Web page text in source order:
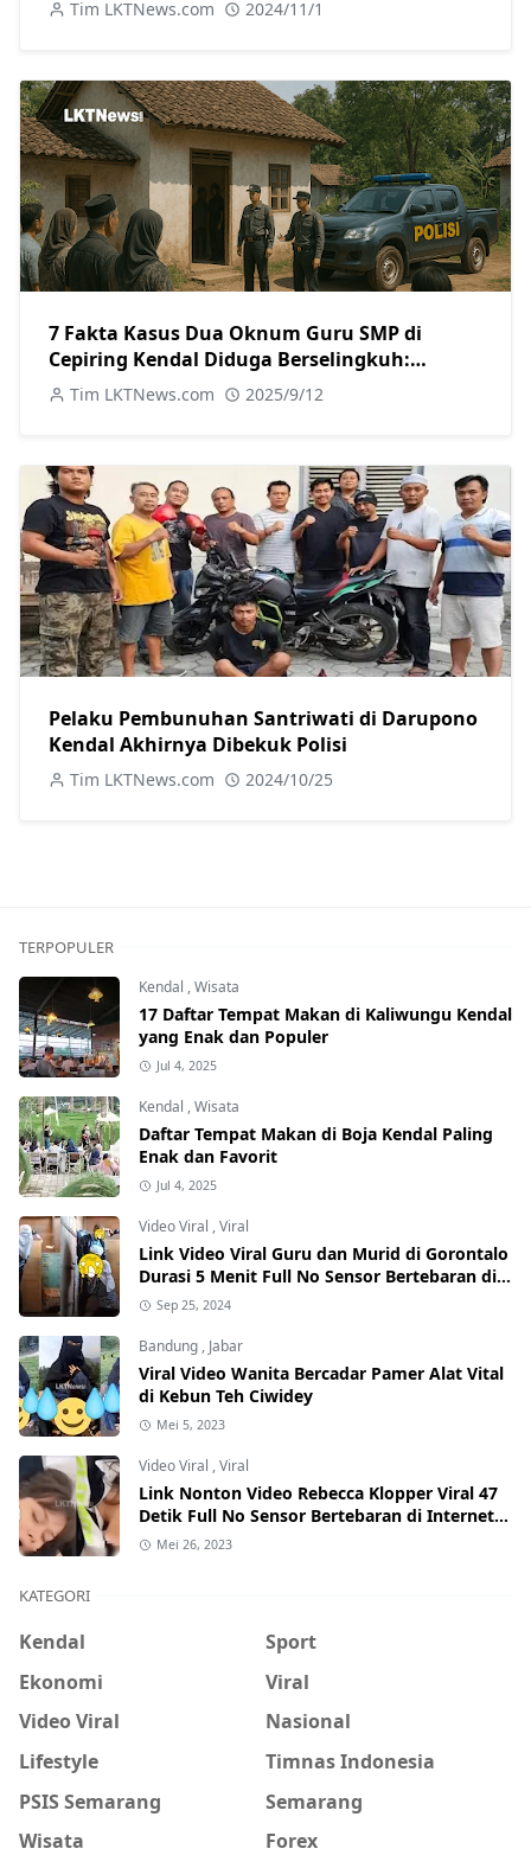
Tim LKTNews.com 2024/11/1
7 Fakta Kasus Dua Oknum Guru SMP di
Cepiring Kendal Diduga Berselingkuh:
Kronologi, Pengakuan, hingga Sanksi
Tim LKTNews.com 2025/9/12
Pelaku Pembunuhan Santriwati di Darupono
Kendal Akhirnya Dibekuk Polisi
Tim LKTNews.com 2024/10/25
TERPOPULER
Kendal ,Wisata
17 Daftar Tempat Makan di Kaliwungu Kendal
yang Enak dan Populer
Jul 4, 2025
Kendal ,Wisata
Daftar Tempat Makan di Boja Kendal Paling
Enak dan Favorit
Jul 4, 2025
Video Viral ,Viral
Link Video Viral Guru dan Murid di Gorontalo
Durasi 5 Menit Full No Sensor Bertebaran di
Internet, Hati-Hati Phising!
Sep 25, 2024
Bandung , Jabar
Viral Video Wanita Bercadar Pamer Alat Vital
di Kebun Teh Ciwidey
Mei 5, 2023
Video Viral ,Viral
Link Nonton Video Rebecca Klopper Viral 47
Detik Full No Sensor Bertebaran di Internet,
Hati-Hati Phising!
Mei 26, 2023
KATEGORI
Kendal
Sport
Ekonomi
Viral
Video Viral
Nasional
Lifestyle
Timnas Indonesia
PSIS Semarang
Semarang
Wisata
Forex